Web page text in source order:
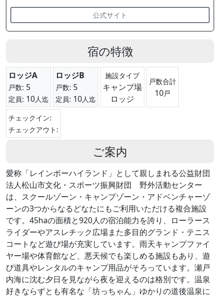
公式サイト
宿の特徴
ロッジA
戸数: 5
定員: 10人迄
ロッジB
戸数: 5
定員: 10人迄
施設タイプ
キャンプ場
ロッジ
戸数合計
10戸
チェックイン:
チェックアウト:
ご案内
愛称「レインボーハイランド」として親しまれる公益財団
法人松山市文化・スポーツ振興財団 野外活動センター
は、スクールゾーン・キャンプゾーン・アドベンチャーゾ
ーンの3つからなるどなたにもご利用いただける複合施設
です。45haの面積と920人の宿泊能力を誇り、ローラース
ライダーやアスレチック広場また多目的グランド・テニス
コートなど遊び場が充実しています。雨天キャンプファイ
ヤー場や体育館など、悪天候でも楽しめる施設もあり、遊
び道具やレンタルのキャンプ用品がそろっています。瀬戸
内海に沈む夕日を見ながら夜を迎えるのは格別です。温泉
好きならずとも有名な「坊っちゃん」ゆかりの道後温泉に